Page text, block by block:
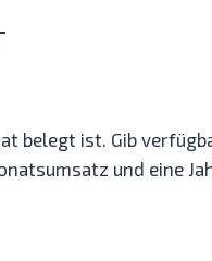
belegt ist. Gib
und eine